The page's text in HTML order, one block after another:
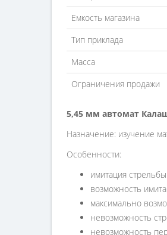
Емкость магазина
Тип приклада
Масса
Ограничения продажи
5,45 мм автомат
Назначение: изучение
Особенности:
имитация
возможность
максимально
невозможность
невозможность